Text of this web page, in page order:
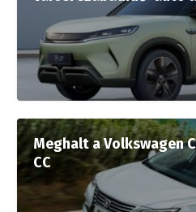
Meghalt a Volkswagen
CC